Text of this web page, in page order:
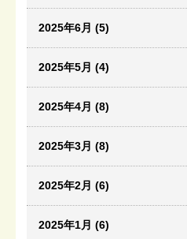
2025年6月 (5)
2025年5月 (4)
2025年4月 (8)
2025年3月 (8)
2025年2月 (6)
2025年1月 (6)